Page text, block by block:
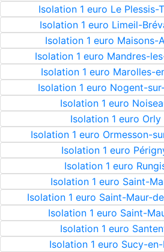
Isolation 1 euro Le Plessis-
Isolation 1 euro Limeil-
Isolation 1 euro
Isolation 1 euro Mandres-
Isolation 1 euro Marolles-
Isolation 1 euro Nogent-
Isolation 1 euro
Isolation 1 euro Orly
Isolation 1 euro Ormesson-
Isolation 1 euro
Isolation 1 euro
Isolation 1 euro Saint-
Isolation 1 euro Saint-Maur-
Isolation 1 euro Saint-
Isolation 1 euro
Isolation 1 euro Sucy-